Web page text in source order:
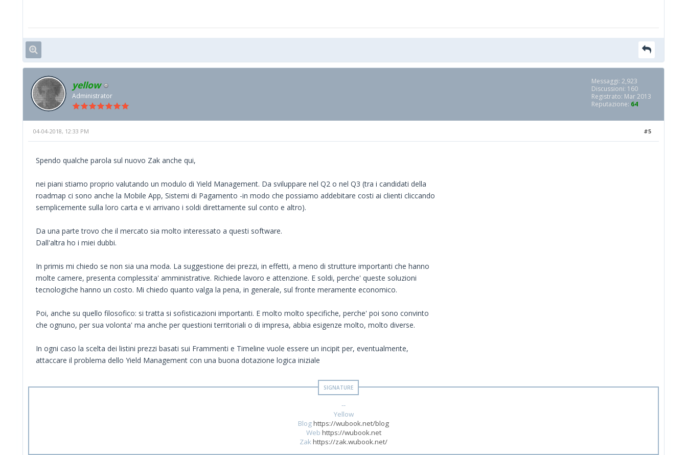
yellow
Administrator
Messaggi: 2,923
Discussioni: 160
Registrato: Mar 2013
Reputazione: 64
#5
04-04-2018, 12:33 PM
Spendo qualche parola sul nuovo Zak anche qui,
nei piani stiamo proprio valutando un modulo di Yield Management. Da sviluppare nel Q2 o nel Q3 (tra i candidati della
roadmap ci sono anche la Mobile App, Sistemi di Pagamento -in modo che possiamo addebitare costi ai clienti cliccando
semplicemente sulla loro carta e vi arrivano i soldi direttamente sul conto e altro).
Da una parte trovo che il mercato sia molto interessato a questi software.
Dall'altra ho i miei dubbi.
In primis mi chiedo se non sia una moda. La suggestione dei prezzi, in effetti, a meno di strutture importanti che hanno
molte camere, presenta complessita' amministrative. Richiede lavoro e attenzione. E soldi, perche' queste soluzioni
tecnologiche hanno un costo. Mi chiedo quanto valga la pena, in generale, sul fronte meramente economico.
Poi, anche su quello filosofico: si tratta si sofisticazioni importanti. E molto molto specifiche, perche' poi sono convinto
che ognuno, per sua volonta' ma anche per questioni territoriali o di impresa, abbia esigenze molto, molto diverse.
In ogni caso la scelta dei listini prezzi basati sui Frammenti e Timeline vuole essere un incipit per, eventualmente,
attaccare il problema dello Yield Management con una buona dotazione logica iniziale
--
Yellow
Bloghttps://wubook.net/blog
Web https://wubook.net
Zakhttps://zak.wubook.net/